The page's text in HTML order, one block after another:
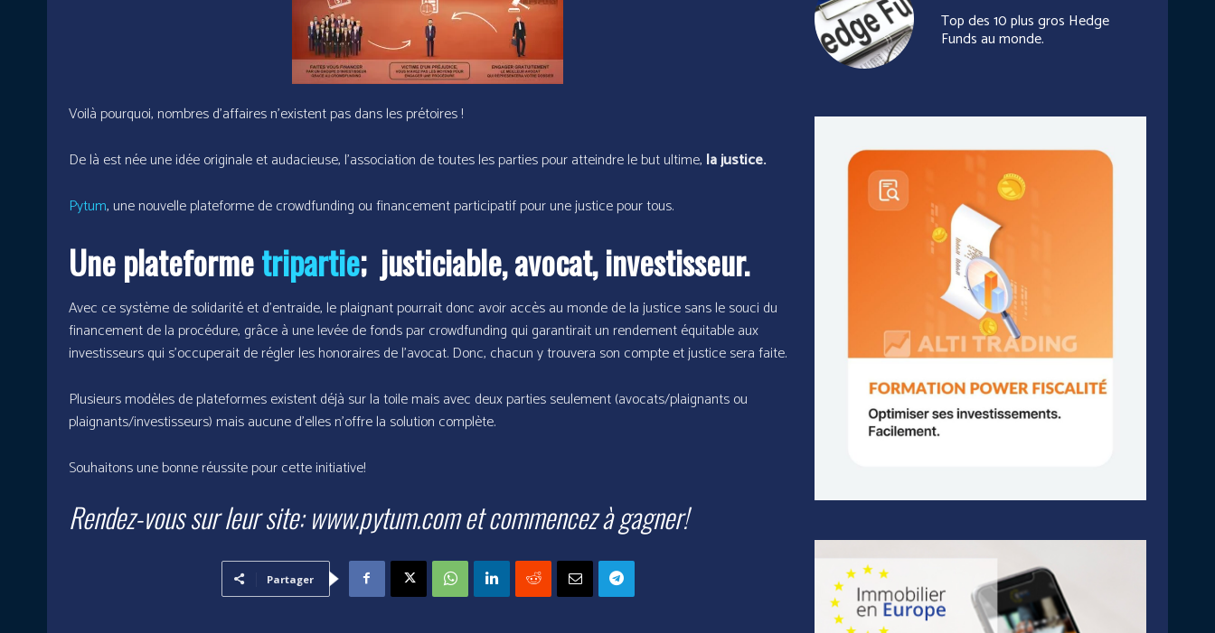
Voilà pourquoi, nombres d’affaires n’existent pas dans les prétoires !
De là est née une idée originale et audacieuse, l’association de toutes les parties pour atteindre le but ultime, la justice.
Pytum, une nouvelle plateforme de crowdfunding ou financement participatif pour une justice pour tous.
Une plateformetripartie; justiciable, avocat, investisseur.
Avec ce système de solidarité et d’entraide, le plaignant pourrait donc avoir accès au monde de la justice sans le souci du
financement de la procédure, grâce à une levée de fonds par crowdfunding qui garantirait un rendement équitable aux
investisseurs qui s’occuperait de régler les honoraires de l’avocat. Donc, chacun y trouvera son compte et justice sera faite.
Plusieurs modèles de plateformes existent déjà sur la toile mais avec deux parties seulement (avocats/plaignants ou
plaignants/investisseurs) mais aucune d’elles n’offre la solution complète.
Souhaitons une bonne réussite pour cette initiative!
Rendez-vous sur leur site: www.pytum.com et commencez à gagner!
Partager
Top des 10 plus gros Hedge
Funds au monde.